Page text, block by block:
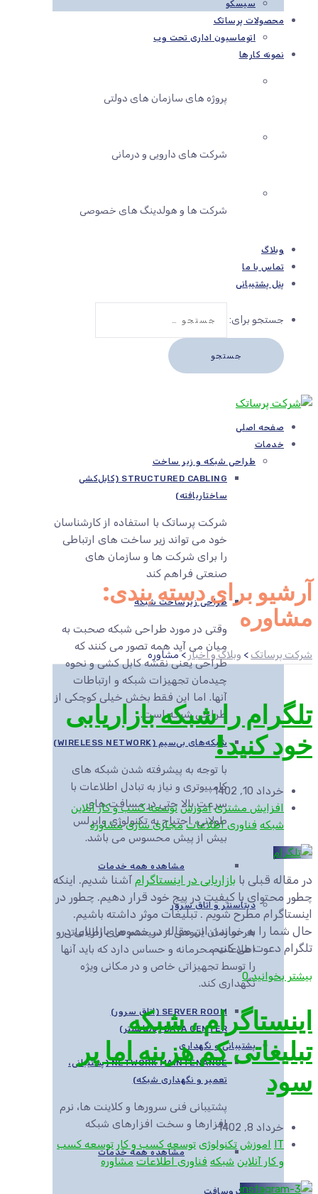
سیسکو
محصولات پرساتک
اتوماسیون اداری تحت وب
نمونه کارها
پروژه های سازمان های دولتی
شرکت های دارویی و درمانی
شرکت ها و هولدینگ های خصوصی
وبلاگ
تماس با ما
پنل پشتیبانی
جستجو برای:
صفحه اصلی
خدمات
طراحی شبکه و زیر ساخت
STRUCTURED CABLING (کابل‌کشی
ساختاریافته)
شرکت پرساتک با استفاده از کارشناسان
خود می تواند زیر ساخت های ارتباطی
را برای شرکت ها و سازمان های
صنعتی فراهم کند
طراحی زیرساخت شبکه
وقتی در مورد طراحی شبکه صحبت به
میان می آید همه تصور می کنند که
طراحی یعنی نقشه کابل کشی و نحوه
چیدمان تجهیزات شبکه و ارتباطات
آنها. اما این فقط بخش خیلی کوچکی از
طراحی شبکه است.
شبکه‌های بی‌سیم (WIRELESS NETWORK)
با توجه به پیشرفته شدن شبکه های
کامپیوتری و نیاز به تبادل اطلاعات با
سرعت بالا حتی در مسافت های
طولانی، احتیاج به تکنولوژی وایرلس
بیش از پیش محسوس می باشد.
مشاهده همه خدمات
دیتاسنتر و اتاق سرور
هر سازمان انبوهی از سیستم های اطلاعاتی و
اطلاعات محرمانه و حساس دارد که باید آنها
را توسط تجهیزاتی خاص و در مکانی ویژه
نگهداری کند.
SERVER ROOM (اتاق سرور)
DATA CENTER (دیتاسنتر)
پشتیبانی و نگهداری
NETWORK MAINTENANCE (پشتیبانی،
تعمیر و نگهداری شبکه)
پشتیبانی فنی سرورها و کلاینت ها، نرم
افزارها و سخت افزارهای شبکه
مشاهده همه خدمات
مایکروسافت
آرشیو برای دسته بندی:
مشاوره
شرکت پرساتک > وبلاگ و اخبار >مشاوره
تلگرام را شبکه بازاریابی
خود کنید!
خرداد 10, 1402
افزایش مشتری اموزش توسعه کسب و کار آنلاین
شبکه فناوری اطلاعات مجازی سازی مشاوره
در مقاله قبلی با بازاریابی در اینستاگرام آشنا شدیم. اینکه
چطور محتوای با کیفیت در پیج خود قرار دهیم. چطور در
اینستاگرام مطرح شویم . تبلیغات موثر داشته باشیم.
حال شما را به خواندن این مقاله در خصوص بازاریابی در
تلگرام دعوت می کنیم.
بیشتر بخوانید 0
اینستاگرام ، شبکه
تبلیغاتی کم هزینه اما پر
سود
خرداد 8, 1402
IT اموزش تکنولوژی توسعه کسب و کار توسعه کسب
و کار آنلاین شبکه فناوری اطلاعات مشاوره